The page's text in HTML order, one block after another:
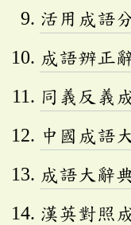
活用成語
成語辨正
同義反義
中國成語
成語大辭
漢英對照